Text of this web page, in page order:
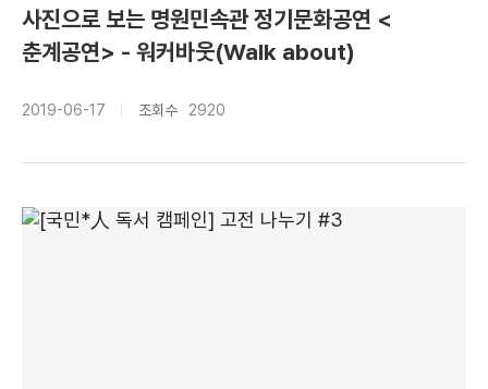
사진으로 보는 명원민속관 정기문화공연 <
춘계공연> - 워커바웃(Walk about)
2019-06-17 조회수 2920